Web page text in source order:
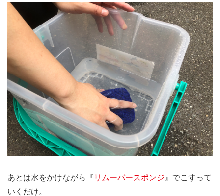
あとは水をかけながら『 リムーバースポンジ 』でこすって
いくだけ。